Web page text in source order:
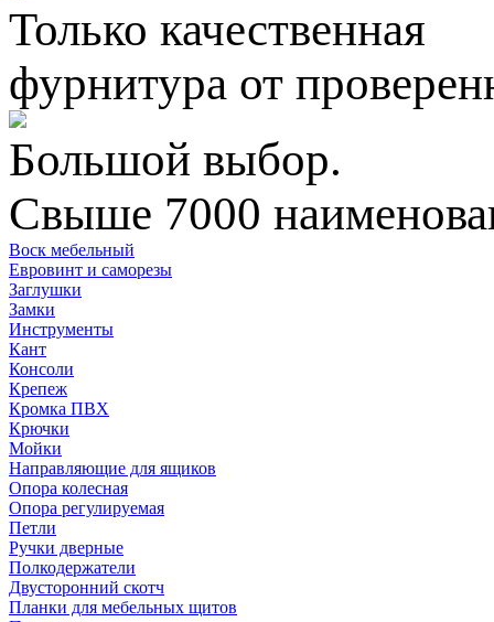
Только качественная
фурнитура от
Большой выбор.
Свыше 7000
Воск мебельный
Евровинт и саморезы
Заглушки
Замки
Инструменты
Кант
Консоли
Крепеж
Кромка ПВХ
Крючки
Мойки
Направляющие для ящиков
Опора колесная
Опора регулируемая
Петли
Ручки дверные
Полкодержатели
Двусторонний скотч
Планки для мебельных щитов